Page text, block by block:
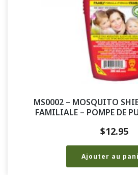
MS0002 – MOSQUITO
FAMILIALE – POMPE DE
$12.95
Ajouter au